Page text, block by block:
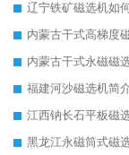
辽宁铁矿磁选机如
内蒙古干式高梯度
福建河沙磁选机简
江西钠长石平板磁
黑龙江永磁筒式磁